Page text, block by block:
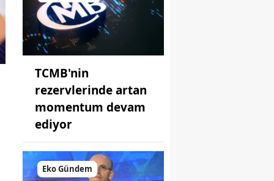
TCMB'nin
rezervlerinde artan
momentum devam
ediyor
Eko Gündem